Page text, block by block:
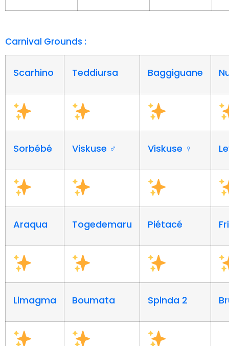
Carnival Grounds :
Scarhino Teddiursa Baggiguane
Sorbébé Viskuse ♂ Viskuse ♀
Araqua Togedemaru Piétacé
Limagma Boumata Spinda 2